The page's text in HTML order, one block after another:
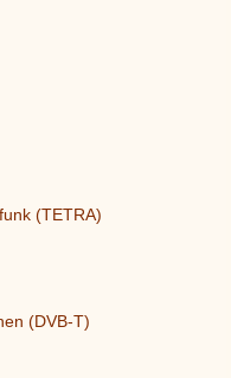
(TETRA)
(DVB-T)